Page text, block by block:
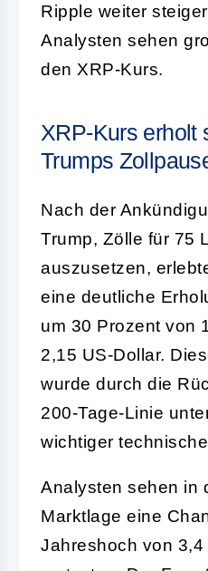
Ripple weiter
Analysten sehen
den XRP-Kurs.
XRP-Kurs erholt
Trumps
Nach der
Trump, Zölle für 75
auszusetzen,
eine deutliche
um 30 Prozent von
2,15 US-Dollar.
wurde durch die
200-Tage-Linie
wichtiger
Analysten sehen in
Marktlage eine
Jahreshoch von